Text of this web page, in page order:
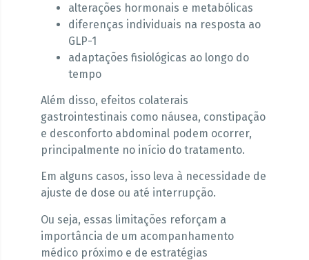
alterações hormonais e metabólicas
diferenças individuais na resposta ao
GLP-1
adaptações fisiológicas ao longo do
tempo
Além disso, efeitos colaterais
gastrointestinais como náusea, constipação
e desconforto abdominal podem ocorrer,
principalmente no início do tratamento.
Em alguns casos, isso leva à necessidade de
ajuste de dose ou até interrupção.
Ou seja, essas limitações reforçam a
importância de um acompanhamento
médico próximo e de estratégias